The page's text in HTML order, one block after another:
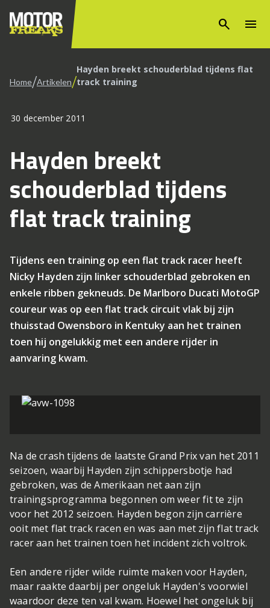
search menu
Home/Artikelen/Hayden breekt schouderblad tijdens flat
track training
30 december 2011
Hayden breekt
schouderblad tijdens
flat track training
Tijdens een training op een flat track racer heeft
Nicky Hayden zijn linker schouderblad gebroken en
enkele ribben gekneuds. De Marlboro Ducati MotoGP
coureur was op een flat track circuit vlak bij zijn
thuisstad Owensboro in Kentuky aan het trainen
toen hij ongelukkig met een andere rijder in
aanvaring kwam.
Na de crash tijdens de laatste Grand Prix van het 2011
seizoen, waarbij Hayden zijn schippersbotje had
gebroken, was de Amerikaan net aan zijn
trainingsprogramma begonnen om weer fit te zijn
voor het 2012 seizoen. Hayden begon zijn carrière
ooit met flat track racen en was aan met zijn flat track
racer aan het trainen toen het incident zich voltrok.
Een andere rijder wilde ruimte maken voor Hayden,
maar raakte daarbij per ongeluk Hayden's voorwiel
waardoor deze ten val kwam. Hoewel het ongeluk bij